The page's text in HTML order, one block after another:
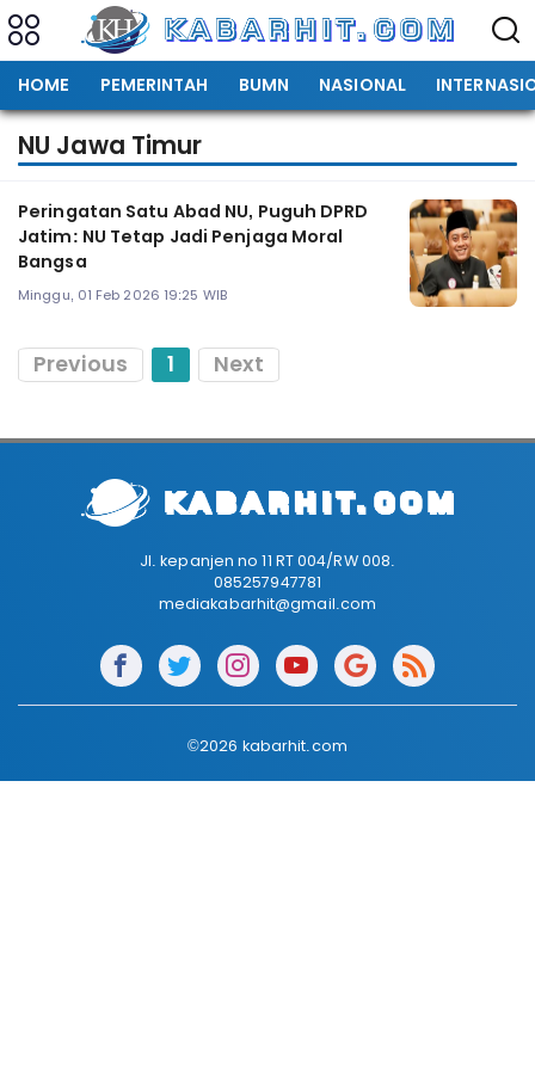
HOME PEMERINTAH BUMN NASIONAL
NU Jawa Timur
Peringatan Satu Abad NU, Puguh DPRD
Jatim: NU Tetap Jadi Penjaga Moral
Bangsa
Minggu, 01 Feb 2026 19:25 WIB
Previous 1 Next
Jl. kepanjen no 11 RT 004/RW 008.
085257947781
mediakabarhit@gmail.com
©2026 kabarhit.com